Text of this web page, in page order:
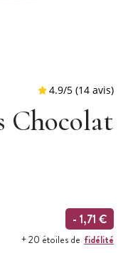
Chocolat
- 1,71 €
+ 20 étoiles de fidélité